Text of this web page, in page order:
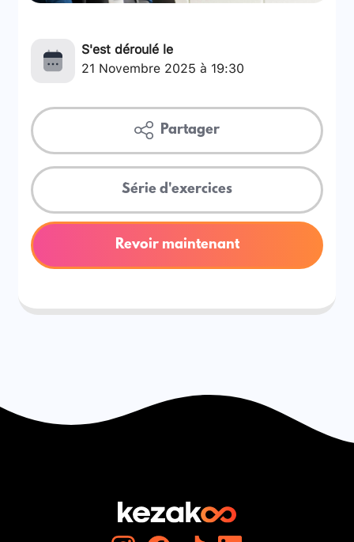
S'est déroulé le
21 Novembre 2025 à 19:30
Partager
Série d'exercices
Revoir maintenant